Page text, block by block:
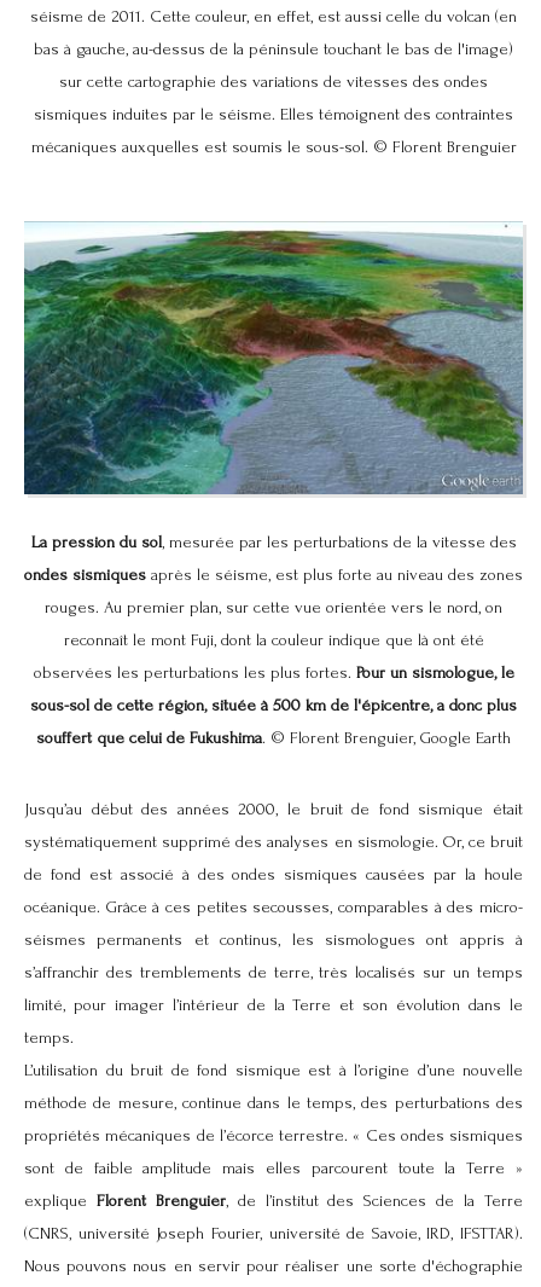
séisme de 2011. Cette couleur, en effet, est aussi celle du volcan (en
bas à gauche, au-dessus de la péninsule touchant le bas de l'image)
sur cette cartographie des variations de vitesses des ondes
sismiques induites par le séisme. Elles témoignent des contraintes
mécaniques auxquelles est soumis le sous-sol. © Florent Brenguier
La pression du sol, mesurée par les perturbations de la vitesse des
ondes sismiques après le séisme, est plus forte au niveau des zones
rouges. Au premier plan, sur cette vue orientée vers le nord, on
reconnaît le mont Fuji, dont la couleur indique que là ont été
observées les perturbations les plus fortes. Pour un sismologue, le
sous-sol de cette région, située à 500 km de l'épicentre, a donc plus
souffert que celui de Fukushima. © Florent Brenguier, Google Earth
Jusqu’au début des années 2000, le bruit de fond sismique était
systématiquement supprimé des analyses en sismologie. Or, ce bruit
de fond est associé à des ondes sismiques causées par la houle
océanique. Grâce à ces petites secousses, comparables à des micro-
séismes permanents et continus, les sismologues ont appris à
s’affranchir des tremblements de terre, très localisés sur un temps
limité, pour imager l’intérieur de la Terre et son évolution dans le
temps.
L’utilisation du bruit de fond sismique est à l’origine d’une nouvelle
méthode de mesure, continue dans le temps, des perturbations des
propriétés mécaniques de l’écorce terrestre. « Ces ondes sismiques
sont de faible amplitude mais elles parcourent toute la Terre »
explique Florent Brenguier, de l’institut des Sciences de la Terre
(CNRS, université Joseph Fourier, université de Savoie, IRD, IFSTTAR).
Nous pouvons nous en servir pour réaliser une sorte d'échographie